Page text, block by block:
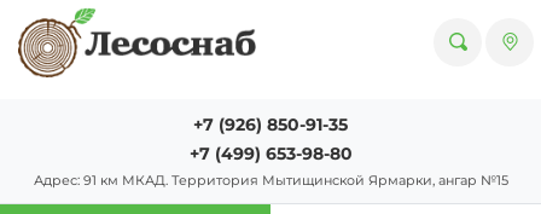
+7 (926) 850-91-35
+7 (499) 653-98-80
Адрес: 91 км МКАД. Территория Мытищинской Ярмарки, ангар №15